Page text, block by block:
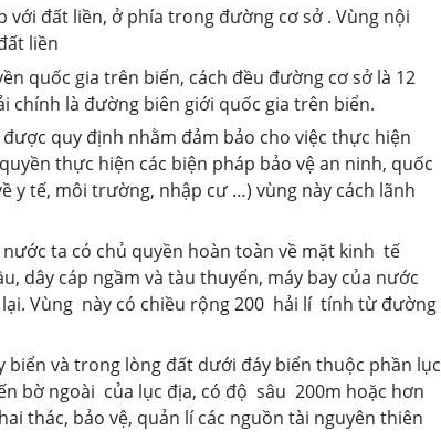
đất liền, ở phía trong đường cơ sở . Vùng nội
liền
quốc gia trên biển, cách đều đường cơ sở là 12
chính là đường biên giới quốc gia trên biển.
quy định nhằm đảm bảo cho việc thực hiện
thực hiện các biện pháp bảo vệ an ninh, quốc
y tế, môi trường, nhập cư …) vùng này cách lãnh
ta có chủ quyền hoàn toàn về mặt kinh tế
dây cáp ngầm và tàu thuyển, máy bay của nước
Vùng này có chiều rộng 200 hải lí tính từ đường
và trong lòng đất dưới đáy biển thuộc phần lục
bờ ngoài của lục địa, có độ sâu 200m hoặc hơn
thác, bảo vệ, quản lí các nguồn tài nguyên thiên